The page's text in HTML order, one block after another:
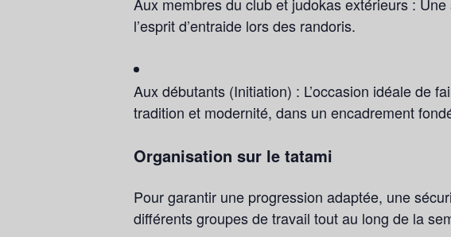
l’esprit d’entraide lors des randoris.
Aux débutants (Initiation) : L’occasion idéale de
tradition et modernité, dans un encadrement
Organisation sur le tatami
Pour garantir une progression adaptée, une
différents groupes de travail tout au long de la